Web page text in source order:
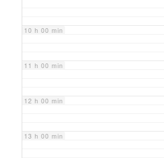
10 h 00 min
11 h 00 min
12 h 00 min
13 h 00 min